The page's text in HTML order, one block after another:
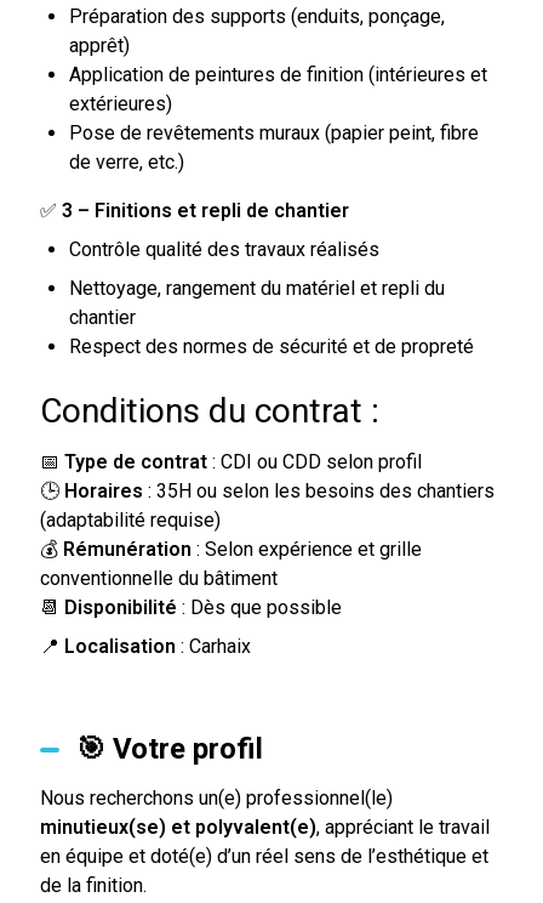
Préparation des supports (enduits, ponçage,
apprêt)
Application de peintures de finition (intérieures et
extérieures)
Pose de revêtements muraux (papier peint, fibre
de verre, etc.)
✅ 3 – Finitions et repli de chantier
Contrôle qualité des travaux réalisés
Nettoyage, rangement du matériel et repli du
chantier
Respect des normes de sécurité et de propreté
Conditions du contrat :
📅 Type de contrat: CDI ou CDD selon profil
🕒 Horaires : 35H ou selon les besoins des chantiers
(adaptabilité requise)
💰 Rémunération : Selon expérience et grille
conventionnelle du bâtiment
📆 Disponibilité : Dès que possible
📍 Localisation : Carhaix
🎯 Votre profil
Nous recherchons un(e) professionnel(le)
minutieux(se) et polyvalent(e), appréciant le travail
en équipe et doté(e) d’un réel sens de l’esthétique et
de la finition.